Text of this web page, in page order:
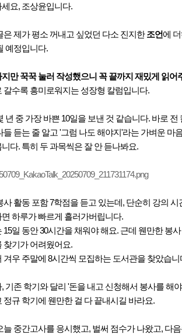
메가스터디
요, 조상윤입니다.
은 제가 평소 꺼내고 싶었던 다소 진지한조언에
예정입니다.
만 꾹꾹 눌러 작성했으니 꼭 끝까지 재밌게 읽어
갈수록 흥미로워지는 성장형 칼럼입니다.
년 중 가장 바쁜 10일을 보낸 것 같습니다. 바로
들 듣는 줄 알고 '그럼 나도 해야지'라는 가벼운 마
다. 특히 두 과목씩은 잘 안 듣나봐요.
사 활동 포함 7학점을 듣고 있는데, 단순히 강의
하루가 빠르게 흘러가버립니다.
15일 동안 30시간을 채워야 해요. 근데 웬만한 봉
찾기가 어려웠어요.
겨우 주말에 8시간씩 모집하는 도서관을 찾았습니
기존 학기와 달리 '돈을 내고 신청해서 봉사를 해
정규 학기에 웬만한 걸 다 끝내시길 바라요.
늘 중간고사를 응시했고, 벌써 점수가 나왔고, 다